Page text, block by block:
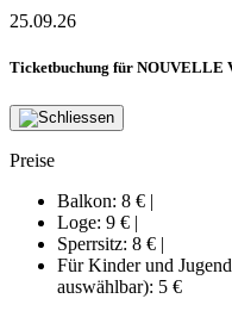
25.09.26
Ticketbuchung für NOUVELLE
Preise
Balkon: 8 € |
Loge: 9 € |
Sperrsitz: 8 € |
Für Kinder und
auswählbar): 5 €